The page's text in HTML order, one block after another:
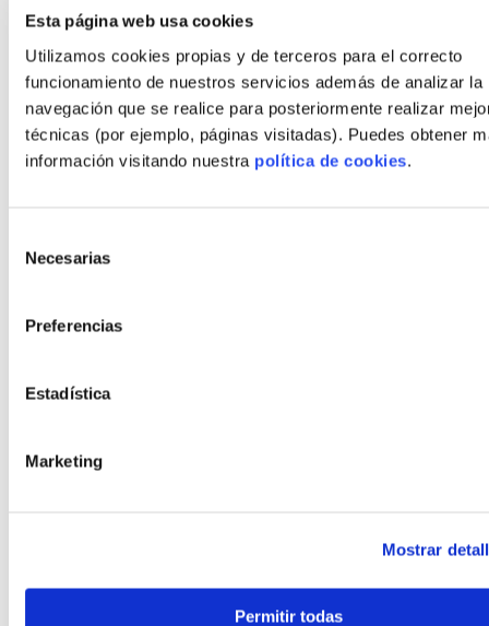
Esta página web usa cookies
Utilizamos cookies propias y de terceros para el correcto
funcionamiento de nuestros servicios además de analizar la
navegación que se realice para posteriormente realizar
técnicas (por ejemplo, páginas visitadas). Puedes obtener
información visitando nuestra política de cookies.
Necesarias
Preferencias
Estadística
Marketing
Mostrar
Permitir todas
NORMATIVA URBANA Y SUELO
OFERTA RETAIL Y LLAVE EN MANO
,OFF‑SITE VIVIENDA ASEQUIBLE,
OFF‑SITE Y FÁBRICAS MODULARES
OPTIMIZACIÓN IA CADENA,
PANELES Y MÓDULOS ESTRUCTURALES ,
PASSIVHAUS APLICADA,PASSIVHAUS APLICADO,
PASSIVHAUS + HOGAR CONECTADO
PILOTOS MUNICIPALES MODULAR
POLÍTICA Y PROGRAMAS VIVIENDA
PREFABRICADAS COMPACTAS,
PREFABRICADAS CON FOTOVOLTAICA,